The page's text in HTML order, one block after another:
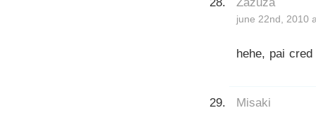
june 22nd, 2010
hehe, pai
Misaki